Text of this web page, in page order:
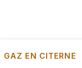
GAZ EN CITERNE